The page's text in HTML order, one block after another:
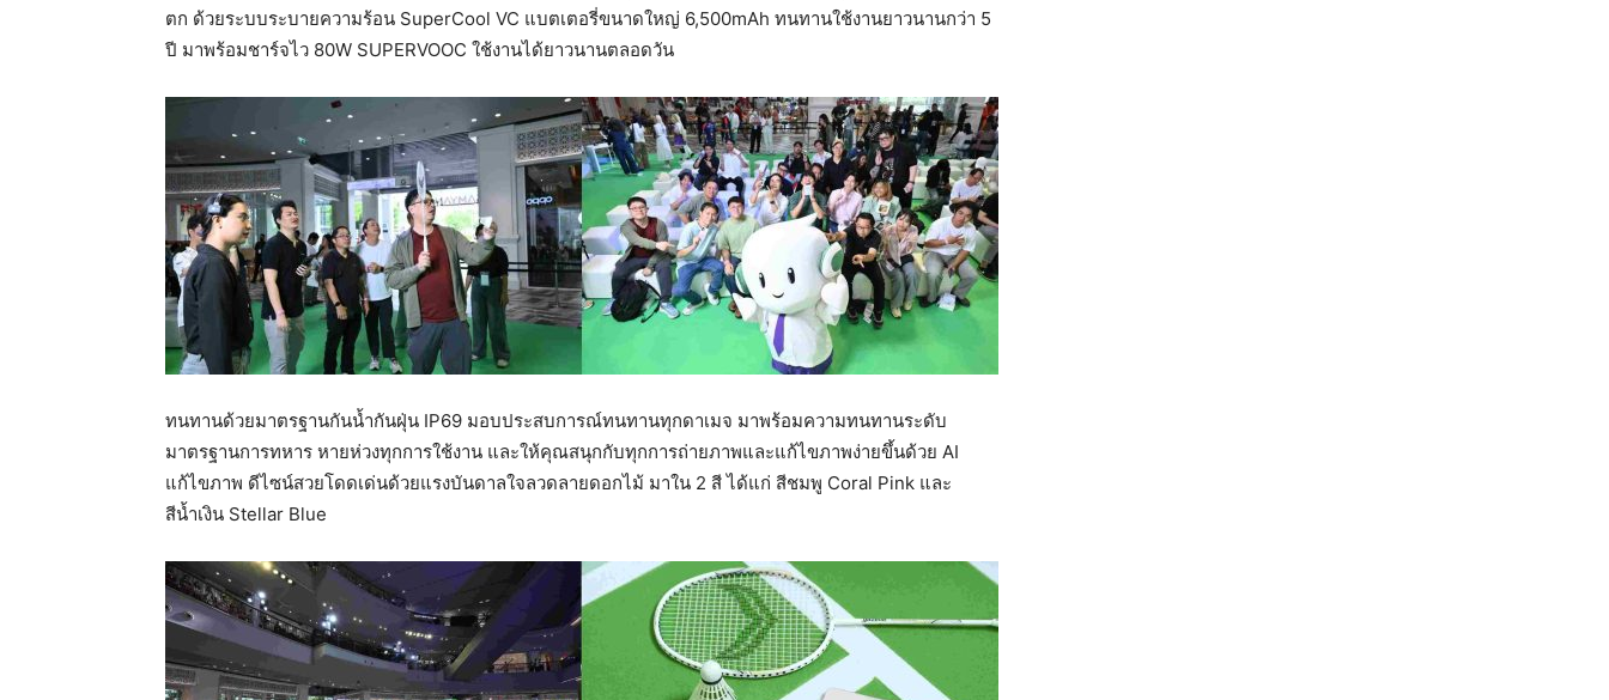
ตก ด้วยระบบระบายความร้อน SuperCool VC แบตเตอรี่ขนาดใหญ่ 6,500mAh ทนทานใช้งานยาวนานกว่า 5
ปี มาพร้อมชาร์จไว 80W SUPERVOOC ใช้งานได้ยาวนานตลอดวัน
ทนทานด้วยมาตรฐานกันน้ำกันฝุ่น IP69 มอบประสบการณ์ทนทานทุกดาเมจ มาพร้อมความทนทานระดับ
มาตรฐานการทหาร หายห่วงทุกการใช้งาน และให้คุณสนุกกับทุกการถ่ายภาพและแก้ไขภาพง่ายขึ้นด้วย AI
แก้ไขภาพ ดีไซน์สวยโดดเด่นด้วยแรงบันดาลใจลวดลายดอกไม้ มาใน 2 สี ได้แก่ สีชมพู Coral Pink และ
สีน้ำเงิน Stellar Blue